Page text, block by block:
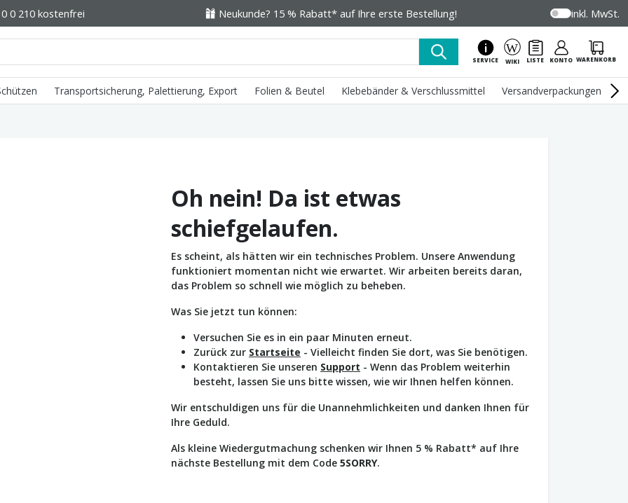
0 210 kostenfrei Neukunde? 15 % Rabatt* auf Ihre erste Bestellung! inkl. MwSt.
SERVICE WIKI LISTE KONTO WARENKORB
Transportsicherung, Palettierung, Export Folien & Beutel Klebebänder & Verschlussmittel Versandverpackungen
Oh nein! Da ist etwas
schiefgelaufen.
Es scheint, als hätten wir ein technisches Problem. Unsere Anwendung
funktioniert momentan nicht wie erwartet. Wir arbeiten bereits daran,
das Problem so schnell wie möglich zu beheben.
Was Sie jetzt tun können:
Versuchen Sie es in ein paar Minuten erneut.
Zurück zur Startseite - Vielleicht finden Sie dort, was Sie benötigen.
Kontaktieren Sie unseren Support - Wenn das Problem weiterhin
besteht, lassen Sie uns bitte wissen, wie wir Ihnen helfen können.
Wir entschuldigen uns für die Unannehmlichkeiten und danken Ihnen für
Ihre Geduld.
Als kleine Wiedergutmachung schenken wir Ihnen 5 % Rabatt* auf Ihre
nächste Bestellung mit dem Code 5SORRY.